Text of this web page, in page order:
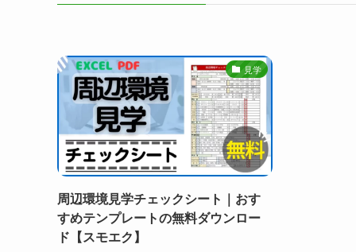
見学
周辺環境見学チェックシート｜おす
すめテンプレートの無料ダウンロー
ド【スモエク】